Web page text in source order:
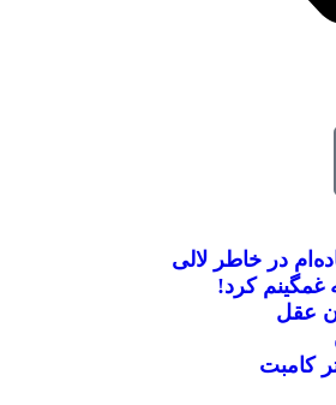
در خاطر لالی
غمگینم کرد!
عقل
کامبت